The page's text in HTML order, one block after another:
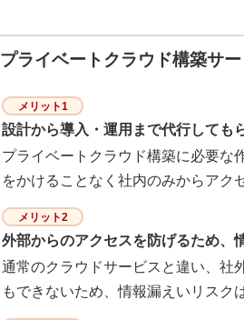
プライベートクラウド構築サ
メリット1
設計から導入・運用まで代行しても
プライベートクラウド構築に必要な
をかけることなく社内のみからアク
メリット2
外部からのアクセスを防げるため、
通常のクラウドサービスと違い、社
もできないため、情報漏えいリスク